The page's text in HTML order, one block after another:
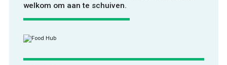
VOOR WIE
welkom om aan te schuiven.